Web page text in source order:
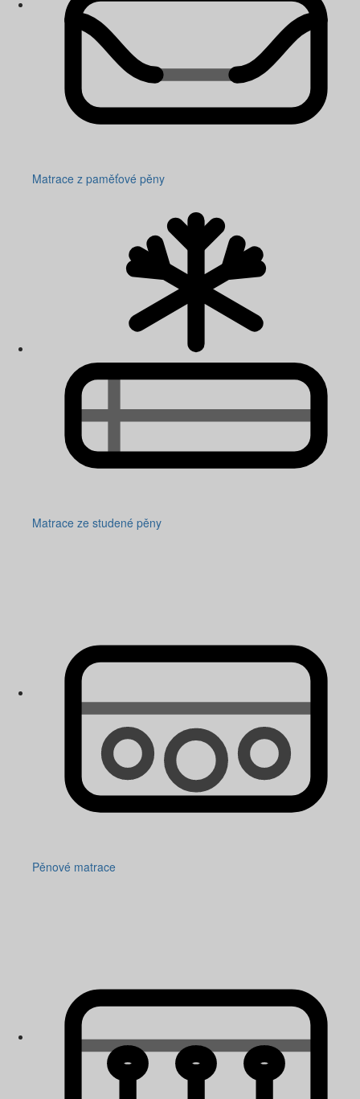
Matrace z paměťové pěny
Matrace ze studené pěny
Pěnové matrace